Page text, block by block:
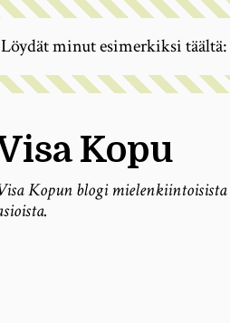
Kopu
Kopun blogi mielenkiintoisista
minut esimerkiksi täältä: